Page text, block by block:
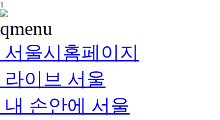
1
서울시홈페이지
라이브 서울
내 손안에 서울